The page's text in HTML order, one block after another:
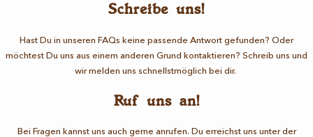
Schreibe uns!
Hast Du in unseren FAQs keine passende Antwort gefunden? Oder
möchtest Du uns aus einem anderen Grund kontaktieren? Schreib uns und
wir melden uns schnellstmöglich bei dir.
Ruf uns an!
Bei Fragen kannst uns auch gerne anrufen. Du erreichst uns unter der